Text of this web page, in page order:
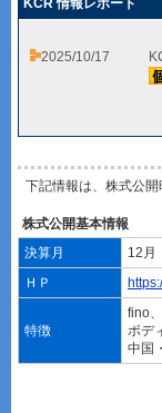
KCR 情報レポート
2025/10/17
下記情報は、株式公開
株式公開基本情報
決算月
12月
ＨＰ
特徴
fino
ボデ
中国